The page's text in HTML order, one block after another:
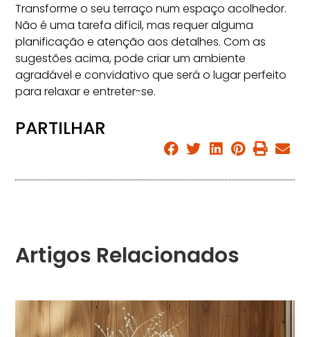
Transforme o seu terraço num espaço acolhedor.
Não é uma tarefa difícil, mas requer alguma
planificação e atenção aos detalhes. Com as
sugestões acima, pode criar um ambiente
agradável e convidativo que será o lugar perfeito
para relaxar e entreter-se.
PARTILHAR
Artigos Relacionados